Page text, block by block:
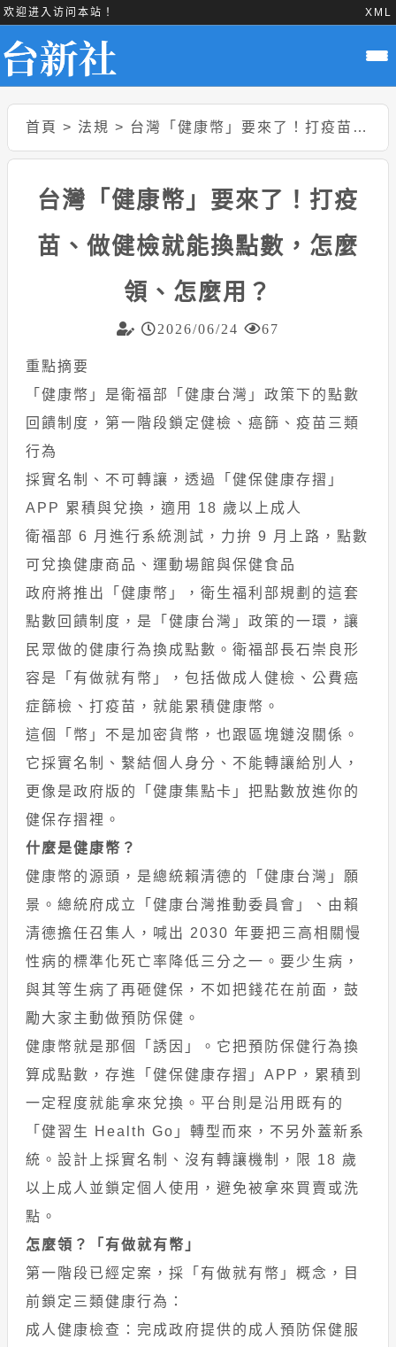
欢迎进入访问本站！ XML
首頁 > 法規 > 台灣「健康幣」要來了！打疫苗、做健檢就能換點數，怎麼領、怎麼用？
台灣「健康幣」要來了！打疫
苗、做健檢就能換點數，怎麼
領、怎麼用？
2026/06/24 67
重點摘要
「健康幣」是衛福部「健康台灣」政策下的點數
回饋制度，第一階段鎖定健檢、癌篩、疫苗三類
行為
採實名制、不可轉讓，透過「健保健康存摺」
APP 累積與兌換，適用 18 歲以上成人
衛福部 6 月進行系統測試，力拚 9 月上路，點數
可兌換健康商品、運動場館與保健食品
政府將推出「健康幣」，衛生福利部規劃的這套
點數回饋制度，是「健康台灣」政策的一環，讓
民眾做的健康行為換成點數。衛福部長石崇良形
容是「有做就有幣」，包括做成人健檢、公費癌
症篩檢、打疫苗，就能累積健康幣。
這個「幣」不是加密貨幣，也跟區塊鏈沒關係。
它採實名制、繫結個人身分、不能轉讓給別人，
更像是政府版的「健康集點卡」把點數放進你的
健保存摺裡。
什麼是健康幣？
健康幣的源頭，是總統賴清德的「健康台灣」願
景。總統府成立「健康台灣推動委員會」、由賴
清德擔任召集人，喊出 2030 年要把三高相關慢
性病的標準化死亡率降低三分之一。要少生病，
與其等生病了再砸健保，不如把錢花在前面，鼓
勵大家主動做預防保健。
健康幣就是那個「誘因」。它把預防保健行為換
算成點數，存進「健保健康存摺」APP，累積到
一定程度就能拿來兌換。平台則是沿用既有的
「健習生 Health Go」轉型而來，不另外蓋新系
統。設計上採實名制、沒有轉讓機制，限 18 歲
以上成人並鎖定個人使用，避免被拿來買賣或洗
點。
怎麼領？「有做就有幣」
第一階段已經定案，採「有做就有幣」概念，目
前鎖定三類健康行為：
成人健康檢查：完成政府提供的成人預防保健服